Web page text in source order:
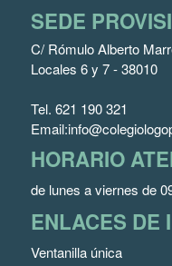
SEDE
C/ Rómulo Alberto
Locales 6 y 7 - 38010
Tel. 621 190 321
Email:
HORARIO
de lunes a viernes de
ENLACES DE
Ventanilla única